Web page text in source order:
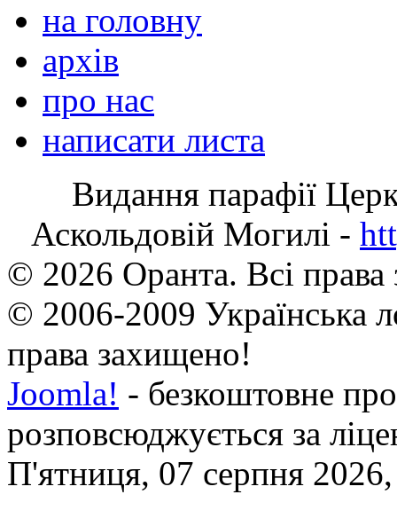
на головну
архів
про нас
написати листа
Видання парафії
Аскольдовій Могилі -
© 2026 Оранта. Всі
© 2006-2009 Українська
права захищено!
Joomla! - безкоштовне
розповсюджується за
П'ятниця, 07 серпня